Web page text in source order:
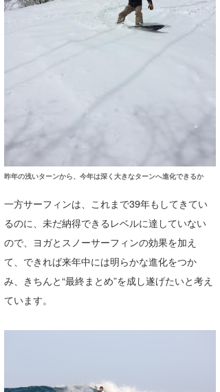
昨年の浅いターンから、今年は深く大きなターンへ進化できるか
一方サーフィンは、これまで39年もしてきてい
るのに、未だ納得できるレベルに達していない
ので、ヨガとスノーサーフィンの効果を加え
て、できれば来年中には明らかな進化をつか
み、きちんと“最終まとめ”を成し遂げたいと考え
ています。